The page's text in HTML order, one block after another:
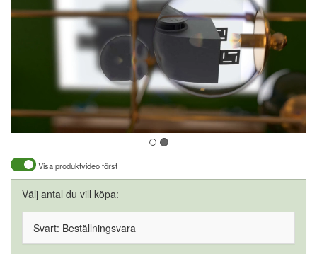
Visa produktvideo först
Välj antal du vill köpa:
Svart: Beställningsvara